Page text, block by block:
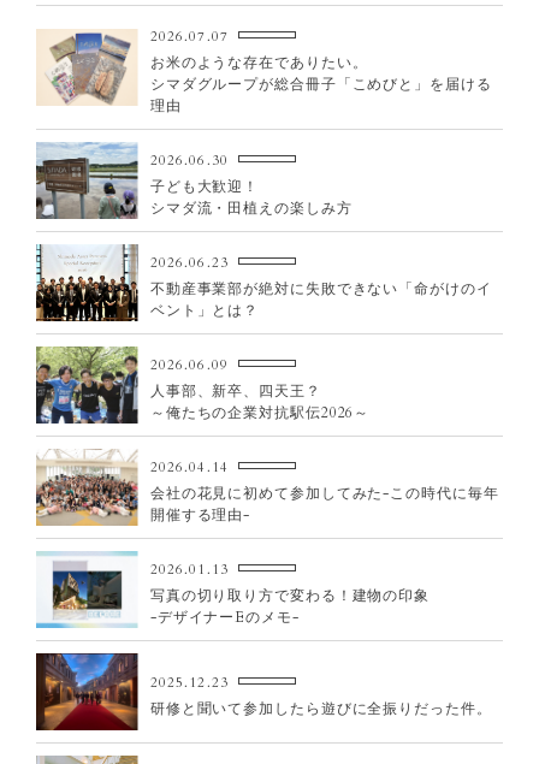
2023
2021
2017
2026.07.07
お米のような存在でありたい。
シマダグループが総合冊子「こめびと」を届ける
理由
2026.06.30
子ども大歓迎！
シマダ流・田植えの楽しみ方
2026.06.23
不動産事業部が絶対に失敗できない「命がけのイ
ベント」とは？
2026.06.09
人事部、新卒、四天王？
～俺たちの企業対抗駅伝2026～
2026.04.14
会社の花見に初めて参加してみた-この時代に毎年
開催する理由-
2026.01.13
写真の切り取り方で変わる！建物の印象
-デザイナーEのメモ-
2025.12.23
研修と聞いて参加したら遊びに全振りだった件。